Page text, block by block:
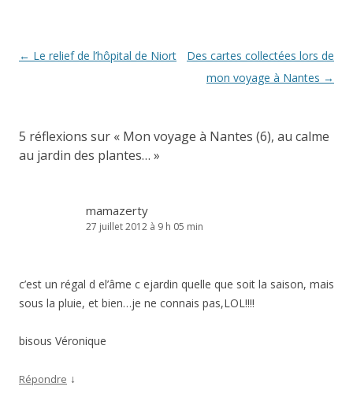
Navigation
← Le relief de l’hôpital de Niort
Des cartes collectées lors de
mon voyage à Nantes →
5 réflexions sur « Mon voyage à Nantes (6), au calme
au jardin des plantes… »
mamazerty
27 juillet 2012 à 9 h 05 min
c’est un régal d el’âme c ejardin quelle que soit la saison, mais
sous la pluie, et bien…je ne connais pas,LOL!!!!
bisous Véronique
Répondre ↓